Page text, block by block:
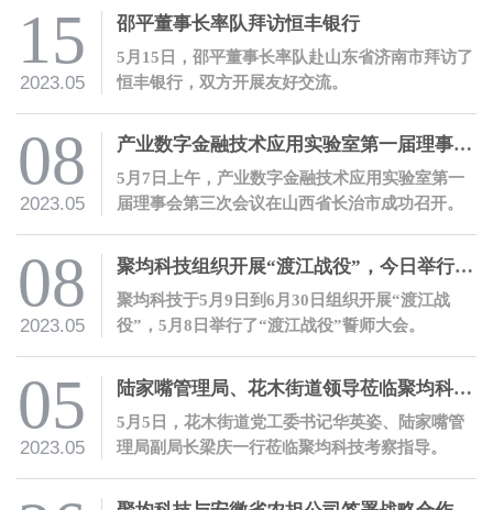
15
2023.05
邵平董事长率队拜访恒丰银行
5月15日，邵平董事长率队赴山东省济南市拜访了
恒丰银行，双方开展友好交流。
08
2023.05
产业数字金融技术应用实验室第一届理事会第三次会议成功召开
5月7日上午，产业数字金融技术应用实验室第一
届理事会第三次会议在山西省长治市成功召开。
08
2023.05
聚均科技组织开展“渡江战役”，今日举行誓师大会
聚均科技于5月9日到6月30日组织开展“渡江战
役”，5月8日举行了“渡江战役”誓师大会。
05
2023.05
陆家嘴管理局、花木街道领导莅临聚均科技考察指导
5月5日，花木街道党工委书记华英姿、陆家嘴管
理局副局长梁庆一行莅临聚均科技考察指导。